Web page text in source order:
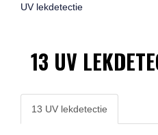
UV lekdetectie
13 UV
13 UV lekdetectie